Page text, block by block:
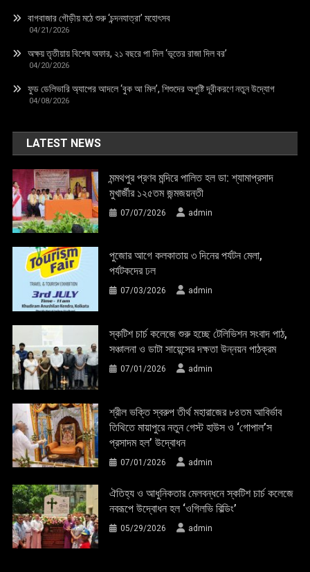
বাগবাজার গৌড়ীয় মঠে শুরু ‘চন্দনযাত্রা’ মহোৎসব
04/21/2026
অক্ষয় তৃতীয়ায় বিশেষ অফার, ২১ বছরে পা দিল ‘ভূতের রাজা দিল বর’
04/20/2026
ফুড ডেলিভারি অ্যাপের আদলে ‘বুক আ মিল’, শিশুদের অপুষ্টি দূরীকরণে নতুন উদ্যোগ
04/08/2026
LATEST NEWS
মন্মথপুর প্রণব মন্দিরে পালিত হল ডা: শ্যামাপ্রসাদ
মুখার্জীর ১২৫তম জন্মজয়ন্তী
07/07/2026 admin
পুজোর আগে কলকাতায় ৩ দিনের পর্যটন মেলা,
পর্যটকদের ঢল
07/03/2026 admin
স্কটিশ চার্চ কলেজে শুরু হচ্ছে টেলিভিশন সংবাদ পাঠ,
সঞ্চালনা ও ডাটা সায়েন্সের দক্ষতা উন্নয়ন পাঠক্রম
07/01/2026 admin
শ্রীল ভক্তি স্বরুপ তীর্থ মহারাজের ৮৪তম আবির্ভাব
তিথিতে মায়াপুরে নতুন গেস্ট হাউস ও ‘গোপাল’স
প্রসাদম হল’ উদ্বোধন
07/01/2026 admin
ঐতিহ্য ও আধুনিকতার মেলবন্ধনে স্কটিশ চার্চ কলেজে
নবরূপে উদ্বোধন হল ‘ওগিলভি বিল্ডিং’
05/29/2026 admin